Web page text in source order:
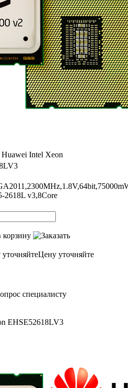
Intel Xeon
2618L v3,8Core
корзину
Цену уточняйте
EHSE52618LV3